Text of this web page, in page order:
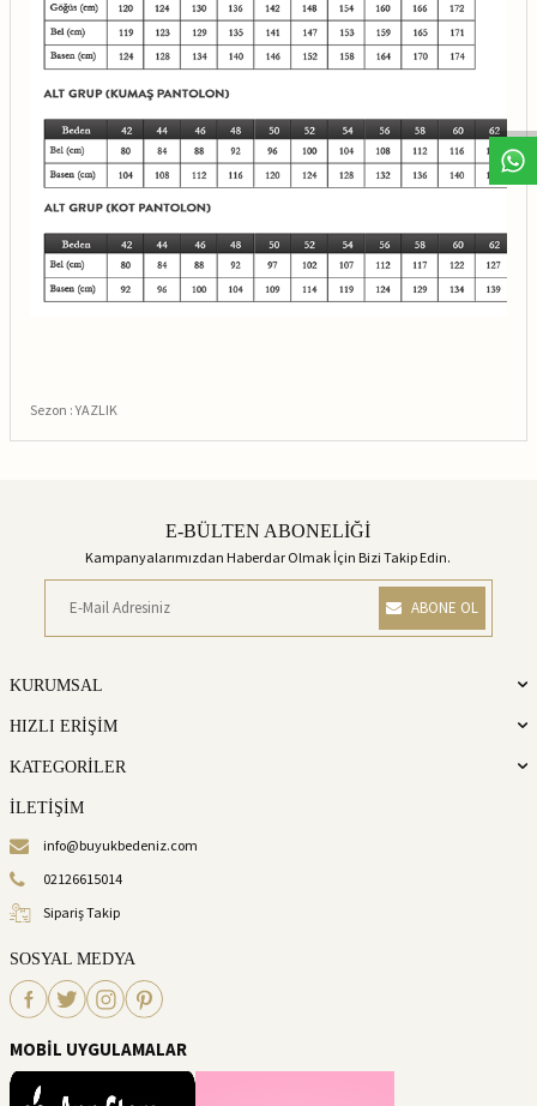
Sezon : YAZLIK
E-BÜLTEN ABONELİĞİ
Kampanyalarımızdan Haberdar Olmak İçin Bizi Takip Edin.
ABONE OL
KURUMSAL
HIZLI ERİŞİM
KATEGORİLER
İLETİŞİM
info@buyukbedeniz.com
02126615014
Sipariş Takip
SOSYAL MEDYA
MOBİL UYGULAMALAR